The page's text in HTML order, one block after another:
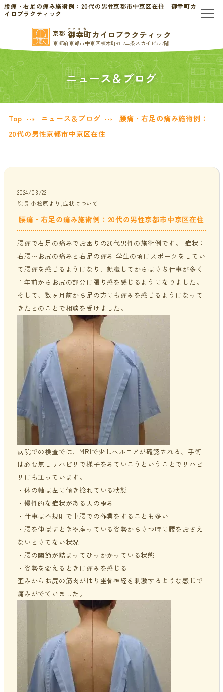
腰痛・右足の痛み施術例：20代の男性京都市中京区在住｜御幸町カ
イロプラクティック
京都 ごこまち
御幸町カイロプラクティック
京都府京都市中京区榎木町91-2二条スカイビル2階
TOP
当院のご案内
当院について
お問い合わせ
貧血・低血糖・疲れやすさ
オフィスワークの体の悩み
家事・育児でたまる体の疲れ
年齢とともに変わる体調サポート
血液検査でわかるあなたの健康サイン
分子整合栄養医学／オーソモレキュラーとは
分子整合栄養医学／オーソモレキュラーの血液検査と栄養療法
の流れ
体調不良で異常無しといわれてしまうのは？
はじめての栄養相談はこちら
分子整合栄養医学を勉強したい方に
提携医療機関
ニュース＆ブログ
採用情報
ニュース＆ブログ
Top ニュース＆ブログ
腰痛・右足の痛み施術例：
20代の男性京都市中京区在住
2024/03/22
院長 小松原より,症状について
腰痛・右足の痛み施術例：20代の男性京都市中京区在住
腰痛で右足の痛みでお困りの20代男性の施術例です。 症状：
右腰〜お尻の痛みと右足の痛み 学生の頃にスポーツをしてい
て腰痛を感じるようになり、就職してからは立ち仕事が多く
１年前からお尻の部分に張り感を感じるようになりました。
そして、数ヶ月前から足の方にも痛みを感じるようになって
きたとのことで相談を受けました。
病院での検査では、MRIで少しヘルニアが確認される、手術
は必要無しリハビリで様子をみていこうということでリハビ
リにも通っています。
・体の軸は左に傾き捻れている状態
・慢性的な症状がある人の歪み
・仕事は不規則で中腰での作業をすることも多い
・腰を伸ばすときや座っている姿勢から立つ時に腰をおさえ
ないと立てない状況
・腰の関節が詰まってひっかかっている状態
・姿勢を変えるときに痛みを感じる
歪みからお尻の筋肉がはり坐骨神経を刺激するような感じで
痛みがでていました。